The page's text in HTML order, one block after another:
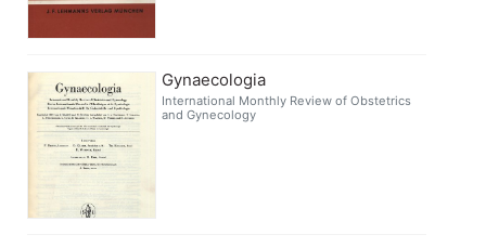
Gynaecologia
International Monthly Review of Obstetrics
and Gynecology